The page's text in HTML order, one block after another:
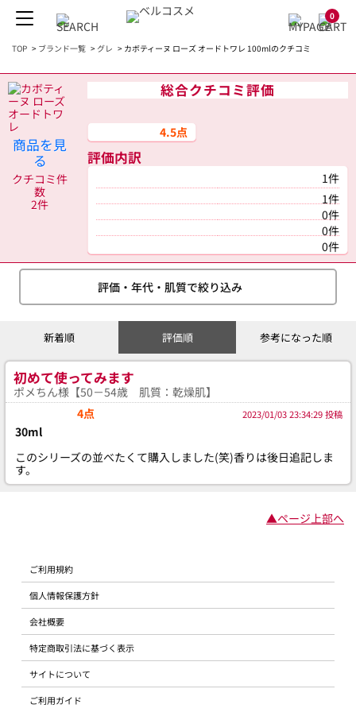
0
TOP > ブランド一覧 >グレ > カボティーヌ ローズ オードトワレ 100mlのクチコミ
商品を見
る
クチコミ件
数
2件
総合クチコミ評価
4.5点
評価内訳
1件
1件
0件
0件
0件
評価・年代・肌質で絞り込み
新着順 評価順 参考になった順
初めて使ってみます
ポメちん様【50－54歳 肌質：乾燥肌】
4点
2023/01/03 23:34:29 投稿
30ml
このシリーズの並べたくて購入しました(笑)香りは後日追記しま
す。
▲ページ上部へ
ご利用規約
個人情報保護方針
会社概要
特定商取引法に基づく表示
サイトについて
ご利用ガイド